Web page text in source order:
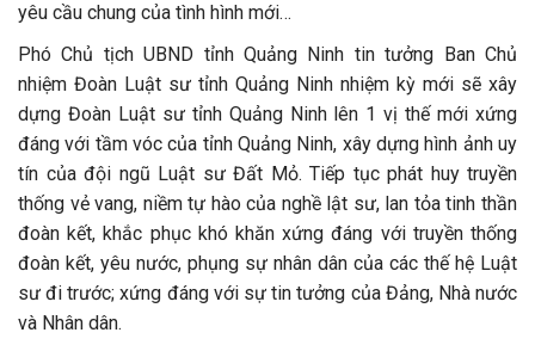
yêu cầu chung của tình hình mới…
Phó Chủ tịch UBND tỉnh Quảng Ninh tin tưởng Ban Chủ
nhiệm Đoàn Luật sư tỉnh Quảng Ninh nhiệm kỳ mới sẽ xây
dựng Đoàn Luật sư tỉnh Quảng Ninh lên 1 vị thế mới xứng
đáng với tầm vóc của tỉnh Quảng Ninh, xây dựng hình ảnh uy
tín của đội ngũ Luật sư Đất Mỏ. Tiếp tục phát huy truyền
thống vẻ vang, niềm tự hào của nghề lật sư, lan tỏa tinh thần
đoàn kết, khắc phục khó khăn xứng đáng với truyền thống
đoàn kết, yêu nước, phụng sự nhân dân của các thế hệ Luật
sư đi trước; xứng đáng với sự tin tưởng của Đảng, Nhà nước
và Nhân dân.